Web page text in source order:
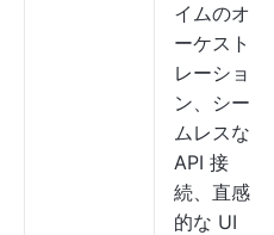
イムのオ
ーケスト
レーショ
ン、シー
ムレスな
API 接
続、直感
的な UI